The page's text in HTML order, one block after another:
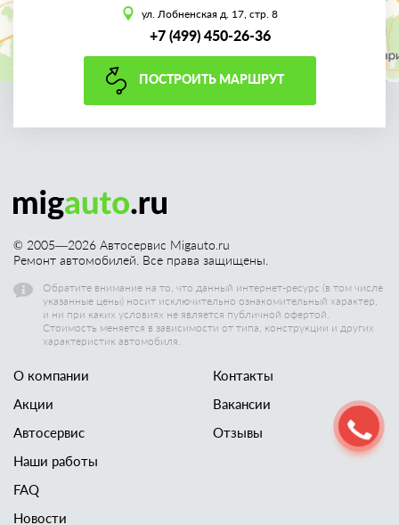
ул. Лобненская д. 17, стр. 8
+7 (499) 450-26-36
ПОСТРОИТЬ МАРШРУТ
© 2005—2026 Автосервис Migauto.ru
Ремонт автомобилей. Все права защищены.
Обратите внимание на то, что данный интернет-ресурс (в том числе
указанные цены) носит исключительно ознакомительный характер,
и ни при каких условиях не является публичной офертой.
Стоимость меняется в зависимости от типа, конструкции и других
характеристик автомобиля.
О компании
Акции
Автосервис
Наши работы
Контакты
Вакансии
Отзывы
FAQ
Новости